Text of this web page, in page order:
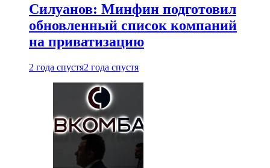
Силуанов: Минфин подготовил
обновленный список компаний
на приватизацию
2 года спустя2 года спустя